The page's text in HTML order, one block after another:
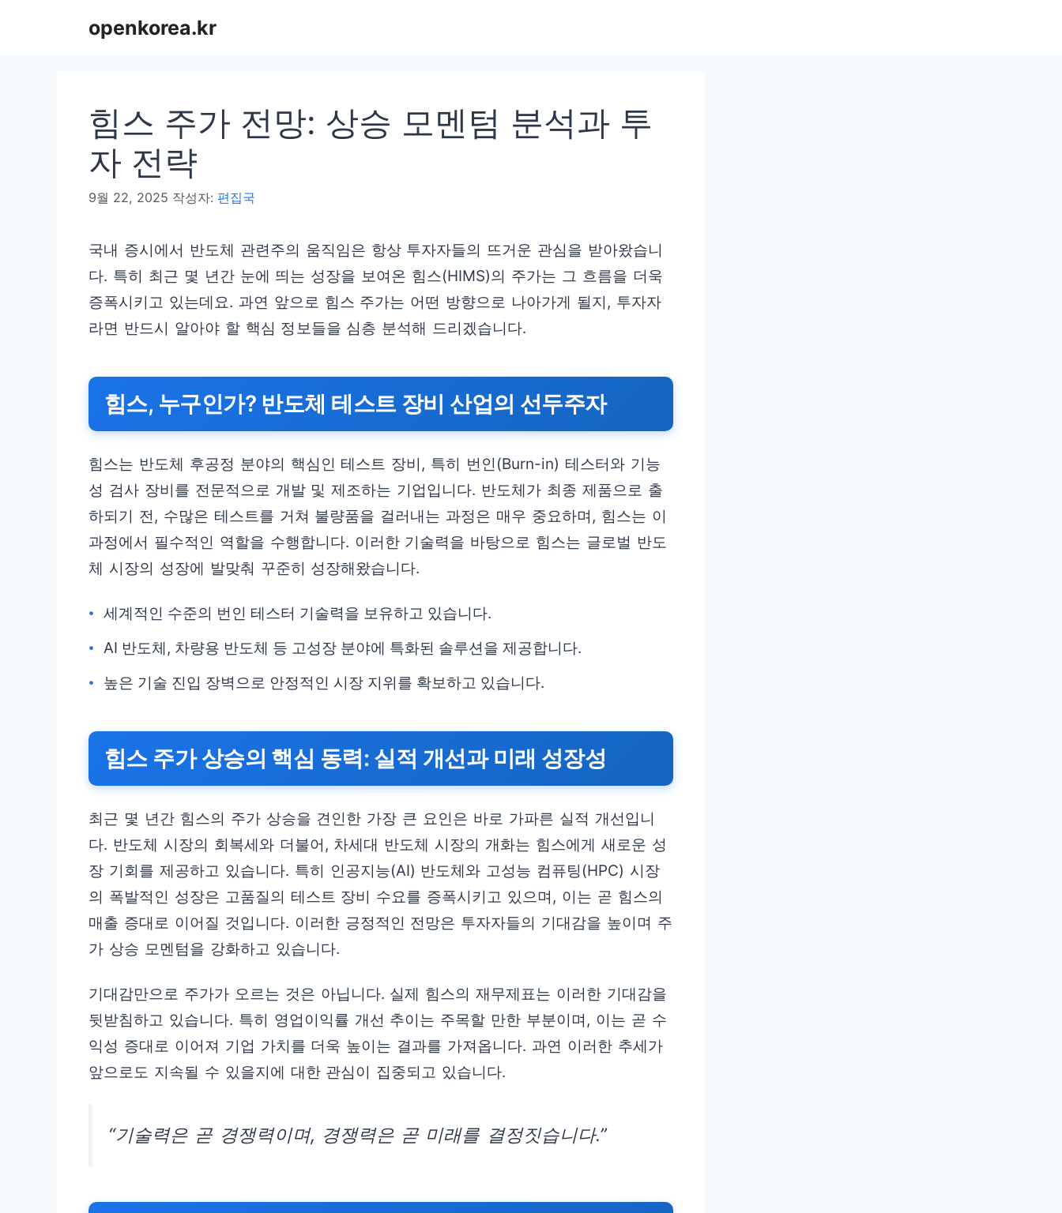
openkorea.kr
힘스 주가 전망: 상승 모멘텀 분석과 투
자 전략
9월 22, 2025 작성자: 편집국
국내 증시에서 반도체 관련주의 움직임은 항상 투자자들의 뜨거운 관심을 받아왔습니
다. 특히 최근 몇 년간 눈에 띄는 성장을 보여온 힘스(HIMS)의 주가는 그 흐름을 더욱
증폭시키고 있는데요. 과연 앞으로 힘스 주가는 어떤 방향으로 나아가게 될지, 투자자
라면 반드시 알아야 할 핵심 정보들을 심층 분석해 드리겠습니다.
힘스, 누구인가? 반도체 테스트 장비 산업의 선두주자
힘스는 반도체 후공정 분야의 핵심인 테스트 장비, 특히 번인(Burn-in) 테스터와 기능
성 검사 장비를 전문적으로 개발 및 제조하는 기업입니다. 반도체가 최종 제품으로 출
하되기 전, 수많은 테스트를 거쳐 불량품을 걸러내는 과정은 매우 중요하며, 힘스는 이
과정에서 필수적인 역할을 수행합니다. 이러한 기술력을 바탕으로 힘스는 글로벌 반도
체 시장의 성장에 발맞춰 꾸준히 성장해왔습니다.
세계적인 수준의 번인 테스터 기술력을 보유하고 있습니다.
AI 반도체, 차량용 반도체 등 고성장 분야에 특화된 솔루션을 제공합니다.
높은 기술 진입 장벽으로 안정적인 시장 지위를 확보하고 있습니다.
힘스 주가 상승의 핵심 동력: 실적 개선과 미래 성장성
최근 몇 년간 힘스의 주가 상승을 견인한 가장 큰 요인은 바로 가파른 실적 개선입니
다. 반도체 시장의 회복세와 더불어, 차세대 반도체 시장의 개화는 힘스에게 새로운 성
장 기회를 제공하고 있습니다. 특히 인공지능(AI) 반도체와 고성능 컴퓨팅(HPC) 시장
의 폭발적인 성장은 고품질의 테스트 장비 수요를 증폭시키고 있으며, 이는 곧 힘스의
매출 증대로 이어질 것입니다. 이러한 긍정적인 전망은 투자자들의 기대감을 높이며 주
가 상승 모멘텀을 강화하고 있습니다.
기대감만으로 주가가 오르는 것은 아닙니다. 실제 힘스의 재무제표는 이러한 기대감을
뒷받침하고 있습니다. 특히 영업이익률 개선 추이는 주목할 만한 부분이며, 이는 곧 수
익성 증대로 이어져 기업 가치를 더욱 높이는 결과를 가져옵니다. 과연 이러한 추세가
앞으로도 지속될 수 있을지에 대한 관심이 집중되고 있습니다.
“기술력은 곧 경쟁력이며, 경쟁력은 곧 미래를 결정짓습니다.”